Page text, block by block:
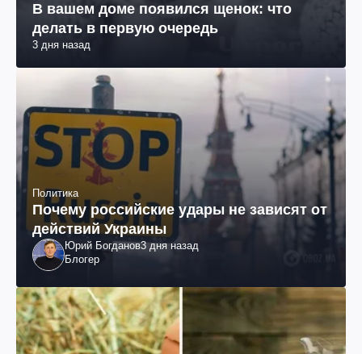
В вашем доме появился щенок: что
делать в первую очередь
3 дня назад
Политика
Почему российские удары не зависят от
действий Украины
Юрий Богданов3 дня назад
Блогер